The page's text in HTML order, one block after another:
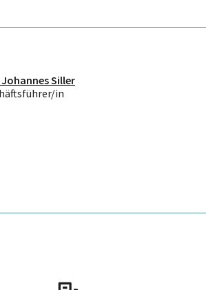
Johannes Siller
in